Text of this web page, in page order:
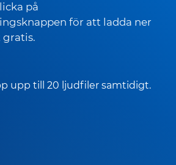
på
för att ladda ner
gratis.
upp till 20 ljudfiler samtidigt.